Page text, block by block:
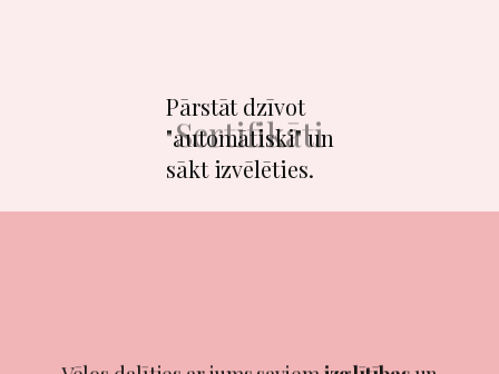
​​​Pārstāt dzīvot
"automātiski" un
sākt izvēlēties.
​​Vēlos dalīties ar jums saviem izglītības